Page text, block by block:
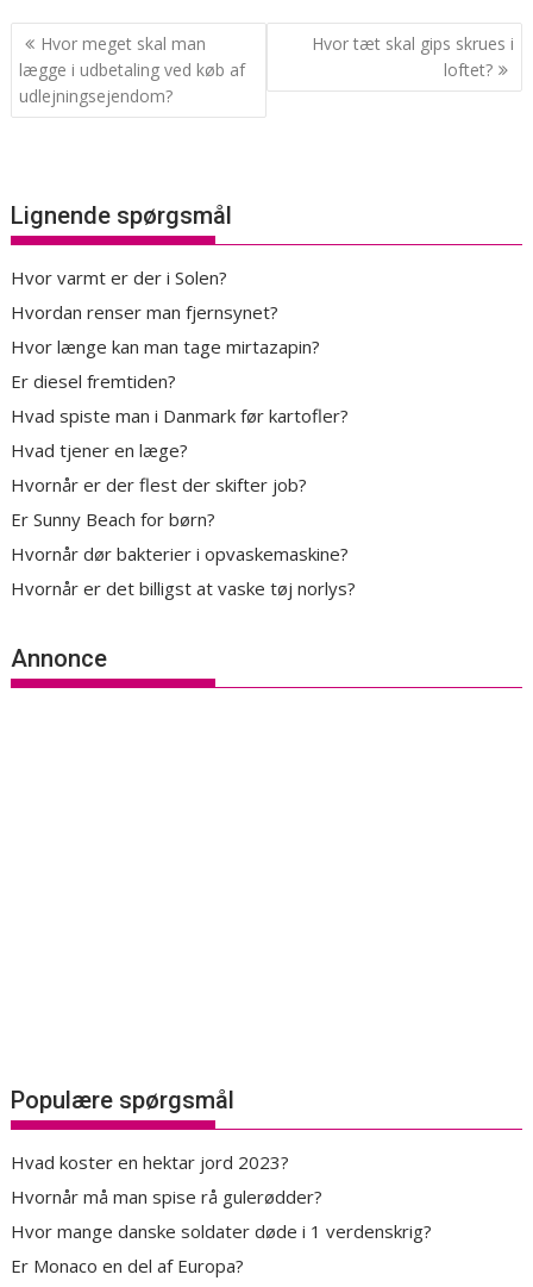
Indlægsnavigation
Hvor meget skal man
lægge i udbetaling ved køb af
udlejningsejendom?
Hvor tæt skal gips skrues i
loftet?
Lignende spørgsmål
Hvor varmt er der i Solen?
Hvordan renser man fjernsynet?
Hvor længe kan man tage mirtazapin?
Er diesel fremtiden?
Hvad spiste man i Danmark før kartofler?
Hvad tjener en læge?
Hvornår er der flest der skifter job?
Er Sunny Beach for børn?
Hvornår dør bakterier i opvaskemaskine?
Hvornår er det billigst at vaske tøj norlys?
Annonce
Populære spørgsmål
Hvad koster en hektar jord 2023?
Hvornår må man spise rå gulerødder?
Hvor mange danske soldater døde i 1 verdenskrig?
Er Monaco en del af Europa?